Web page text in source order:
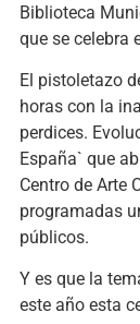
Biblioteca
que se celebra
El pistoletazo
horas con la
perdices.
España` que
Centro de Arte
programadas
públicos.
Y es que la
este año esta